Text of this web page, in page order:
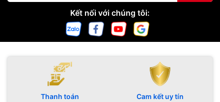
Kết nối với chúng tôi:
Thanh toán
Cam kết uy tín